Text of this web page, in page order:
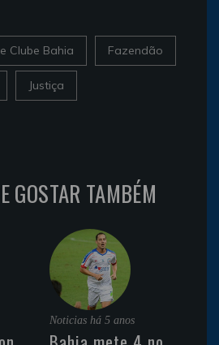
Clube Bahia Fazendão
Justiça
GOSTAR TAMBÉM
Noticias há 5 anos